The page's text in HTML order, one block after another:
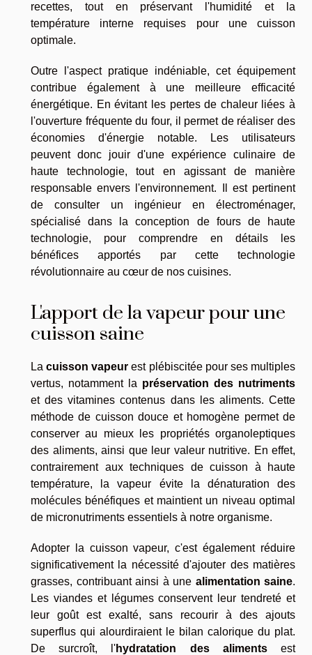
recettes, tout en préservant l'humidité et la
température interne requises pour une cuisson
optimale.
Outre l'aspect pratique indéniable, cet équipement
contribue également à une meilleure efficacité
énergétique. En évitant les pertes de chaleur liées à
l'ouverture fréquente du four, il permet de réaliser des
économies d'énergie notable. Les utilisateurs
peuvent donc jouir d'une expérience culinaire de
haute technologie, tout en agissant de manière
responsable envers l'environnement. Il est pertinent
de consulter un ingénieur en électroménager,
spécialisé dans la conception de fours de haute
technologie, pour comprendre en détails les
bénéfices apportés par cette technologie
révolutionnaire au cœur de nos cuisines.
L'apport de la vapeur pour une
cuisson saine
Lacuisson vapeur est plébiscitée pour ses multiples
vertus, notamment la préservation des nutriments
et des vitamines contenus dans les aliments. Cette
méthode de cuisson douce et homogène permet de
conserver au mieux les propriétés organoleptiques
des aliments, ainsi que leur valeur nutritive. En effet,
contrairement aux techniques de cuisson à haute
température, la vapeur évite la dénaturation des
molécules bénéfiques et maintient un niveau optimal
de micronutriments essentiels à notre organisme.
Adopter la cuisson vapeur, c'est également réduire
significativement la nécessité d'ajouter des matières
grasses, contribuant ainsi à une alimentation saine.
Les viandes et légumes conservent leur tendreté et
leur goût est exalté, sans recourir à des ajouts
superflus qui alourdiraient le bilan calorique du plat.
De surcroît, l'hydratation des alimentsest